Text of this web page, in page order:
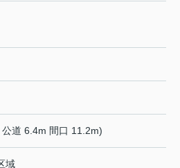
道 6.4m 間口 11.2m)
域